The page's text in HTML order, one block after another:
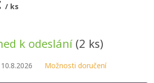
/ ks
k odeslání (2 ks)
10.8.2026 Možnosti doručení